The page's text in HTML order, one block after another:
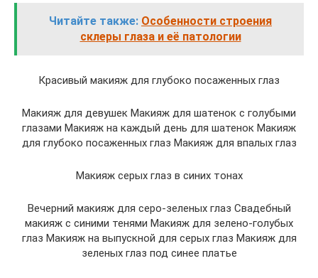
Читайте также: Особенности строения
склеры глаза и её патологии
Красивый макияж для глубоко посаженных глаз
Макияж для девушек Макияж для шатенок с голубыми
глазами Макияж на каждый день для шатенок Макияж
для глубоко посаженных глаз Макияж для впалых глаз
Макияж серых глаз в синих тонах
Вечерний макияж для серо-зеленых глаз Свадебный
макияж с синими тенями Макияж для зелено-голубых
глаз Макияж на выпускной для серых глаз Макияж для
зеленых глаз под синее платье